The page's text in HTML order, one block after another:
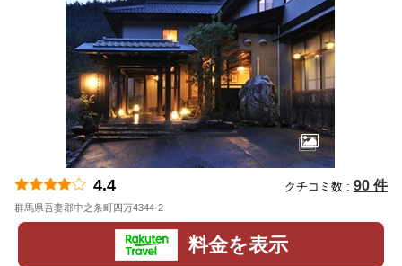
4.4 クチコミ数 : 90 件
群馬県吾妻郡中之条町四万4344-2
料金を表示